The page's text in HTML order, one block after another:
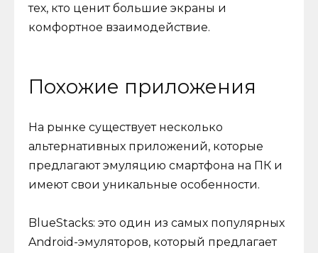
тех, кто ценит большие экраны и
комфортное взаимодействие.
Похожие приложения
На рынке существует несколько
альтернативных приложений, которые
предлагают эмуляцию смартфона на ПК и
имеют свои уникальные особенности.
BlueStacks: это один из самых популярных
Android-эмуляторов, который предлагает